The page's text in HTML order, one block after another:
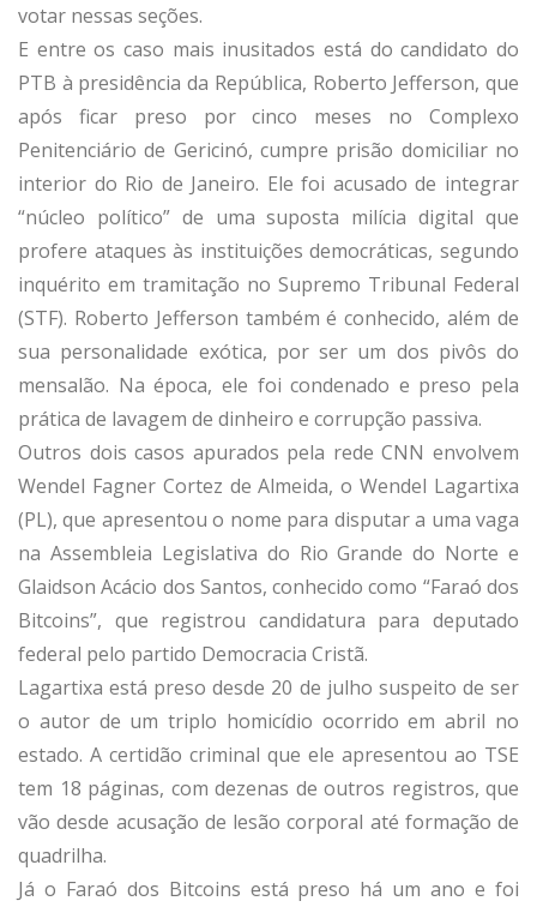
votar nessas seções.
E entre os caso mais inusitados está do candidato do
PTB à presidência da República, Roberto Jefferson, que
após ficar preso por cinco meses no Complexo
Penitenciário de Gericinó, cumpre prisão domiciliar no
interior do Rio de Janeiro. Ele foi acusado de integrar
“núcleo político” de uma suposta milícia digital que
profere ataques às instituições democráticas, segundo
inquérito em tramitação no Supremo Tribunal Federal
(STF). Roberto Jefferson também é conhecido, além de
sua personalidade exótica, por ser um dos pivôs do
mensalão. Na época, ele foi condenado e preso pela
prática de lavagem de dinheiro e corrupção passiva.
Outros dois casos apurados pela rede CNN envolvem
Wendel Fagner Cortez de Almeida, o Wendel Lagartixa
(PL), que apresentou o nome para disputar a uma vaga
na Assembleia Legislativa do Rio Grande do Norte e
Glaidson Acácio dos Santos, conhecido como “Faraó dos
Bitcoins”, que registrou candidatura para deputado
federal pelo partido Democracia Cristã.
Lagartixa está preso desde 20 de julho suspeito de ser
o autor de um triplo homicídio ocorrido em abril no
estado. A certidão criminal que ele apresentou ao TSE
tem 18 páginas, com dezenas de outros registros, que
vão desde acusação de lesão corporal até formação de
quadrilha.
Já o Faraó dos Bitcoins está preso há um ano e foi